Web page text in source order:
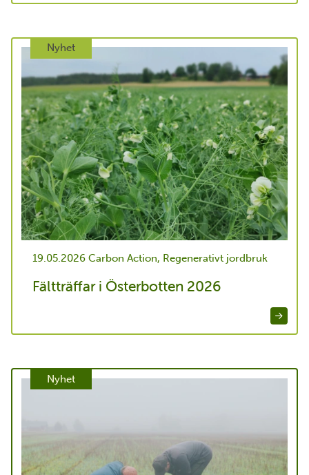
19.05.2026
Nyhet
Carbon Action, Regenerativt jordbruk
Fältträffar i Österbotten 2026
Nyhet